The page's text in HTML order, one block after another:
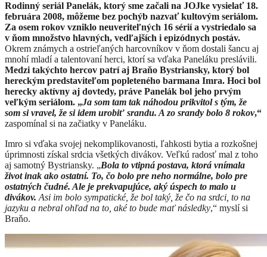
Rodinný seriál Panelák, ktorý sme začali na JOJke vysielať 18.
februára 2008, môžeme bez pochýb nazvať kultovým seriálom.
Za osem rokov vzniklo neuveriteľných 16 sérií a vystriedalo sa
v ňom množstvo hlavných, vedľajších i epizódnych postáv.
Okrem známych a ostrieľaných harcovníkov v ňom dostali šancu aj
mnohí mladí a talentovaní herci, ktorí sa vďaka Paneláku preslávili.
Medzi takýchto hercov patrí aj Braňo Bystriansky, ktorý bol
hereckým predstaviteľom popleteného barmana Imra. Hoci bol
herecky aktívny aj dovtedy, práve Panelák bol jeho prvým
veľkým seriálom. „Ja som tam tak náhodou prikvitol s tým, že
som si vravel, že si idem urobiť srandu. A zo srandy bolo 8 rokov,“
zaspomínal si na začiatky v Paneláku.
Imro si vďaka svojej nekomplikovanosti, ľahkosti bytia a rozkošnej
úprimnosti získal srdcia všetkých divákov. Veľkú radosť mal z toho
aj samotný Bystriansky. „Bola to vtipná postava, ktorá vnímala
život inak ako ostatní. To, čo bolo pre neho normálne, bolo pre
ostatných čudné. Ale je prekvapujúce, aký úspech to malo u
divákov. Asi im bolo sympatické, že bol taký, že čo na srdci, to na
jazyku a nebral ohľad na to, aké to bude mať následky,“ myslí si
Braňo.